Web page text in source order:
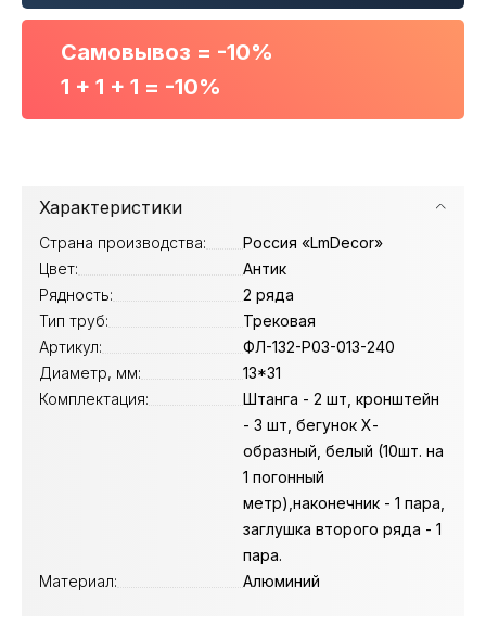
Самовывоз = -10%
1 + 1 + 1 = -10%
Характеристики
Страна производства:
Россия «LmDecor»
Цвет:
Антик
Рядность:
2 ряда
Тип труб:
Трековая
Артикул:
ФЛ-132-Р03-013-240
Диаметр, мм:
13*31
Комплектация:
Штанга - 2 шт, кронштейн
- 3 шт, бегунок Х-
образный, белый (10шт. на
1 погонный
метр),наконечник - 1 пара,
заглушка второго ряда - 1
пара.
Материал:
Алюминий